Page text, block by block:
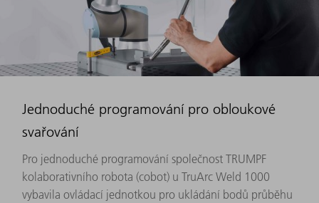
Jednoduché programování pro obloukové
svařování
Pro jednoduché programování společnost TRUMPF
kolaborativního robota (cobot) u TruArc Weld 1000
vybavila ovládací jednotkou pro ukládání bodů průběhu